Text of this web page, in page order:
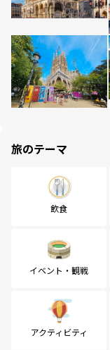
旅のテーマ
飲食
イベント・観戦
アクティビティ